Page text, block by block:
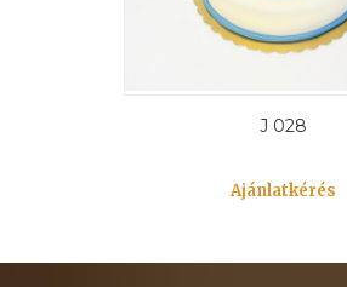
J 028
Ajánlatkérés